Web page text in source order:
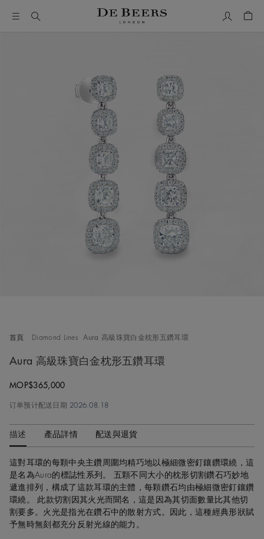
首頁 Diamond Lines Aura 高級珠寶白金枕形五鑽耳環
Aura 高級珠寶白金枕形五鑽耳環
Original price
MOP$365,000
订单预计配送日期 2026.08.18
描述 產品詳情 配送與退貨
這對耳環的每顆中央主鑽周圍均精巧地以極細微密釘鑲鑽環繞，這
是名為Aura的標誌性系列。 五顆不同大小的枕形切割鑽石巧妙地
遞進排列，構成了這款耳環的主體，每顆鑽石均由極細微密釘鑲鑽
環繞。 此款切割因其火光而聞名，這是因為其切面數量比其他切
割要多。火光是指光在鑽石中的散射方式。因此，這種經典形狀賦
予無時無刻都充分反射光線的能力。